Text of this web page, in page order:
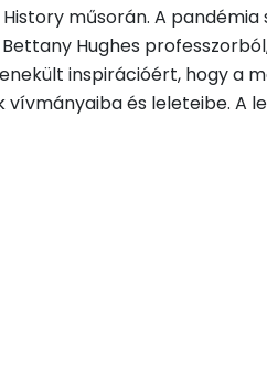
műsorán. A
Hughes
inspirációért, hogy a
és leleteibe. A